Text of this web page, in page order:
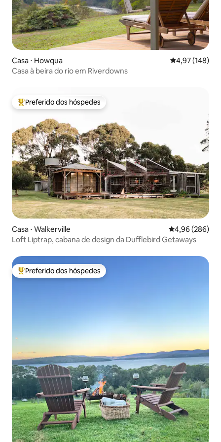
Casa ⋅ Howqua 4,97 de uma
4,97 (148)
Casa à beira do rio em Riverdowns
Entre os melhores preferidos dos hóspedes
Preferido dos hóspedes
Casa ⋅ Walkerville 4,96 de uma
4,96 (286)
Loft Liptrap, cabana de design da Dufflebird Getaways
Entre os melhores preferidos dos hóspedes
Preferido dos hóspedes